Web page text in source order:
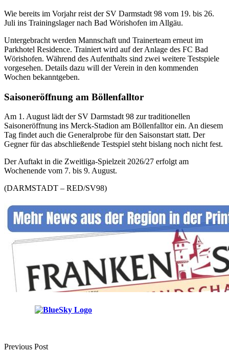
Wie bereits im Vorjahr reist der SV Darmstadt 98 vom 19. bis 26.
Juli ins Trainingslager nach Bad Wörishofen im Allgäu.
Untergebracht werden Mannschaft und Trainerteam erneut im
Parkhotel Residence. Trainiert wird auf der Anlage des FC Bad
Wörishofen. Während des Aufenthalts sind zwei weitere Testspiele
vorgesehen. Details dazu will der Verein in den kommenden
Wochen bekanntgeben.
Saisoneröffnung am Böllenfalltor
Am 1. August lädt der SV Darmstadt 98 zur traditionellen
Saisoneröffnung ins Merck-Stadion am Böllenfalltor ein. An diesem
Tag findet auch die Generalprobe für den Saisonstart statt. Der
Gegner für das abschließende Testspiel steht bislang noch nicht fest.
Der Auftakt in die Zweitliga-Spielzeit 2026/27 erfolgt am
Wochenende vom 7. bis 9. August.
(DARMSTADT – RED/SV98)
Previous Post